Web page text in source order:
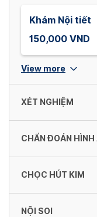
Khám Nội tiết
150,000 VND
View more
XÉT NGHIỆM
động (18 TS)
130,000 VND
CHẨN ĐOÁN HÌNH
Chụp CT
não không
CHỌC HÚT KIM
NỘI SOI